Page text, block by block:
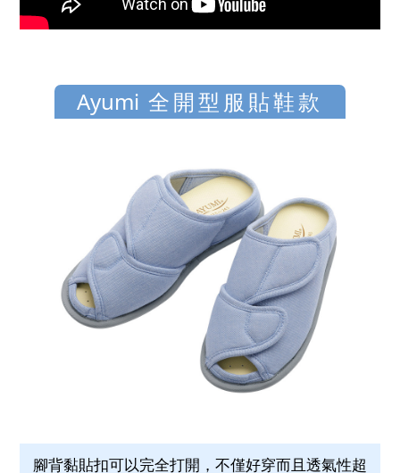
Ayumi 全開型服貼鞋款
腳背黏貼扣可以完全打開，不僅好穿而且透氣性超